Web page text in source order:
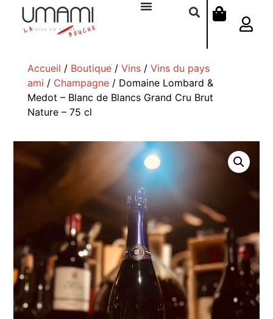
Accueil / Boutique/ Vins/ Vins du pays
ami / Champagne/ Domaine Lombard &
Medot – Blanc de Blancs Grand Cru Brut
Nature – 75 cl